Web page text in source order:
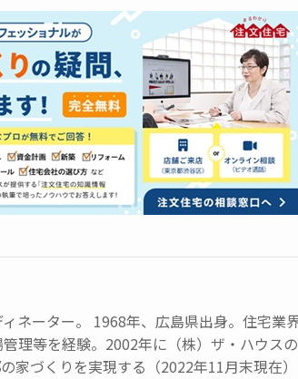
ネーター。 1968年、広島県出身。住宅業
理等を経験。2002年に（株）ザ・ハウス
家づくりを実現する（2022年11月末現在